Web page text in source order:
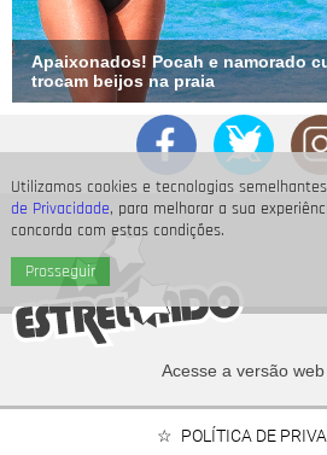
Utilizamos cookies e tecnologias
de Privacidade, para melhorar a sua
concorda com estas condições.
Prosseguir
Apaixonados! Pocah e namorado
trocam beijos na praia
Acesse a versão web
POLÍTICA DE